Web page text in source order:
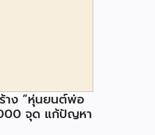
ง “หุ่นยนต์พ่อ
จุด แก้ปัญหา